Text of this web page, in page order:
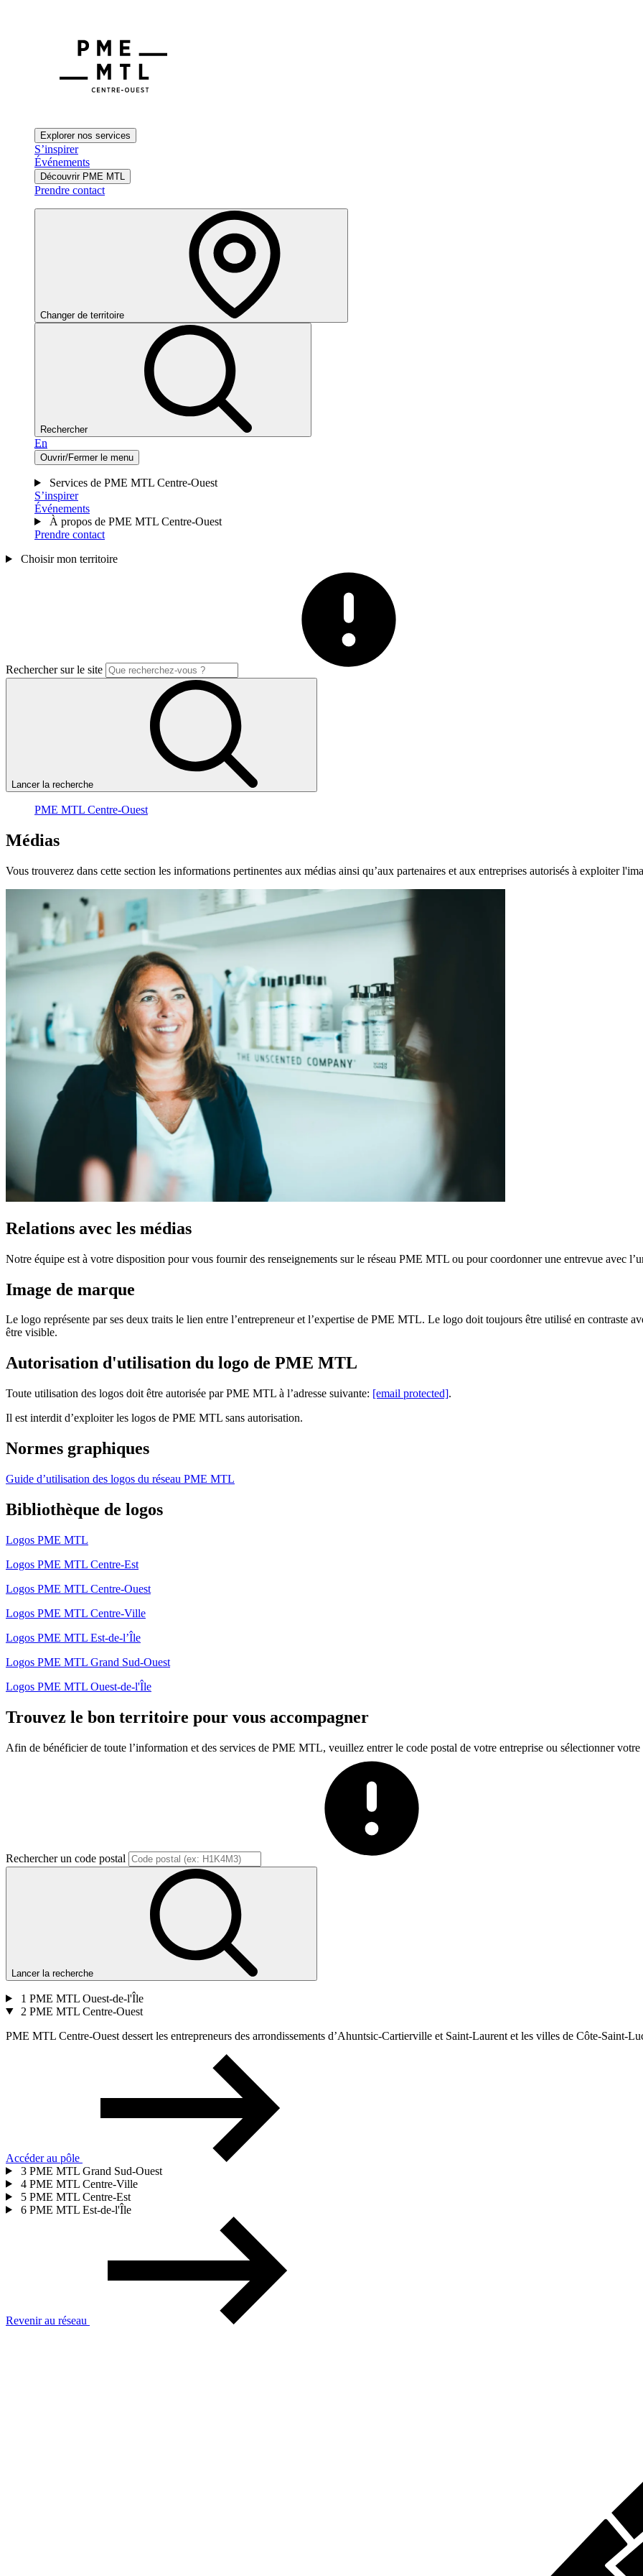
Explorer nos services
S’inspirer
Événements
Découvrir PME MTL
Prendre contact
Changer de territoire
Rechercher
En
Ouvrir/Fermer le menu
Services de PME MTL Centre-Ouest
S’inspirer
Événements
À propos de PME MTL Centre-Ouest
Prendre contact
Choisir mon territoire
Rechercher sur le site
Lancer la recherche
PME MTL Centre-Ouest
Médias
Vous trouverez dans cette section les informations pertinentes aux médias ainsi qu’aux partenaires et aux entreprises autorisés à exploiter
Relations avec les médias
Notre équipe est à votre disposition pour vous fournir des renseignements sur le réseau PME MTL ou pour coordonner une entrevue avec
Image de marque
Le logo représente par ses deux traits le lien entre l’entrepreneur et l’expertise de PME MTL. Le logo doit toujours être utilisé en contraste
être visible.
Autorisation d'utilisation du logo de PME MTL
Toute utilisation des logos doit être autorisée par PME MTL à l’adresse suivante: [email protected].
Il est interdit d’exploiter les logos de PME MTL sans autorisation.
Normes graphiques
Guide d’utilisation des logos du réseau PME MTL
Bibliothèque de logos
Logos PME MTL
Logos PME MTL Centre-Est
Logos PME MTL Centre-Ouest
Logos PME MTL Centre-Ville
Logos PME MTL Est-de-l’Île
Logos PME MTL Grand Sud-Ouest
Logos PME MTL Ouest-de-l'Île
Trouvez le bon territoire pour vous accompagner
Afin de bénéficier de toute l’information et des services de PME MTL, veuillez entrer le code postal de votre entreprise ou sélectionner votre
Rechercher un code postal
Lancer la recherche
1 PME MTL Ouest-de-l'Île
2 PME MTL Centre-Ouest
PME MTL Centre-Ouest dessert les entrepreneurs des arrondissements d’Ahuntsic-Cartierville et Saint-Laurent et les villes de Côte-Saint-
Accéder au pôle
3 PME MTL Grand Sud-Ouest
4 PME MTL Centre-Ville
5 PME MTL Centre-Est
6 PME MTL Est-de-l'Île
Revenir au réseau